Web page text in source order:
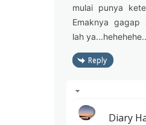
mulai punya
Emaknya gagap
lah
Reply
Diary